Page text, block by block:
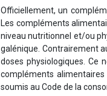
Officiellement, un
Les compléments
niveau nutritionnel et/ou
galénique. Contrairement
doses physiologiques. Ce
compléments
soumis au Code de la